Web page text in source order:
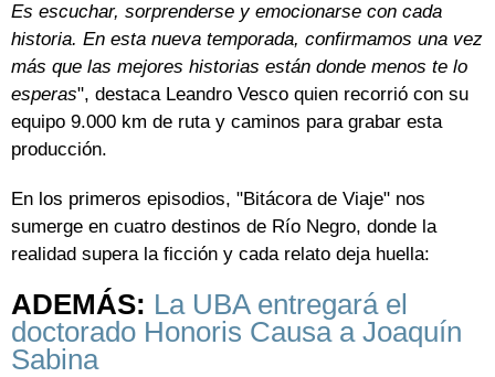
Es escuchar, sorprenderse y emocionarse con cada
historia. En esta nueva temporada, confirmamos una vez
más que las mejores historias están donde menos te lo
esperas", destaca Leandro Vesco quien recorrió con su
equipo 9.000 km de ruta y caminos para grabar esta
producción.
En los primeros episodios, "Bitácora de Viaje" nos
sumerge en cuatro destinos de Río Negro, donde la
realidad supera la ficción y cada relato deja huella:
ADEMÁS: La UBA entregará el
doctorado Honoris Causa a Joaquín
Sabina